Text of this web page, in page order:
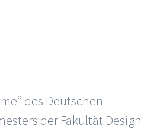
des Deutschen
der Fakultät Design